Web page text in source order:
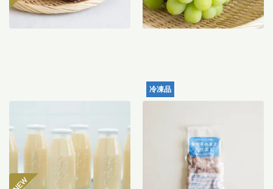
甘酒すぱっしゅ
送料込 3,560
冷凍品
クス）120g